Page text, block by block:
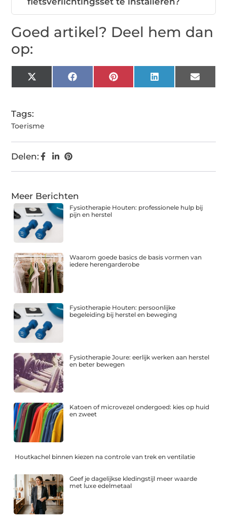
Goed artikel? Deel hem dan
op:
X
(Twitter)
FacebookPinterestLinkedIn Email
Tags:
Toerisme
Delen:
Meer Berichten
Fysiotherapie Houten: professionele hulp bij
pijn en herstel
Waarom goede basics de basis vormen van
iedere herengarderobe
Fysiotherapie Houten: persoonlijke
begeleiding bij herstel en beweging
Fysiotherapie Joure: eerlijk werken aan herstel
en beter bewegen
Katoen of microvezel ondergoed: kies op huid
en zweet
Houtkachel binnen kiezen na controle van trek en ventilatie
Geef je dagelijkse kledingstijl meer waarde
met luxe edelmetaal